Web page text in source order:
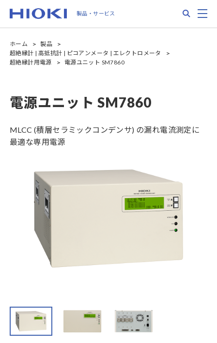
main
製品・サービス
ホーム
製品
超絶縁計 | 高抵抗計 | ピコアンメータ | エレクトロメータ
超絶縁計用電源
電源ユニット SM7860
電源ユニット SM7860
MLCC (積層セラミックコンデンサ) の漏れ電流測定に
最適な専用電源